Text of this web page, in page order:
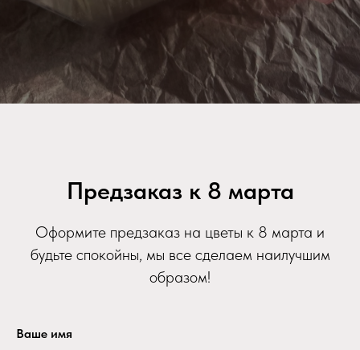
Предзаказ к 8 марта
Оформите предзаказ на цветы к 8 марта и
будьте спокойны, мы все сделаем наилучшим
образом!
Ваше имя